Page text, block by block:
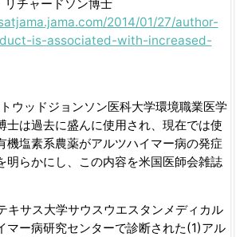
チャードソン博士
2014/01/27/author-
is-associated-with-increased-
ウッドジョンソン医科大学環境職業医学
士は過去に盛んに使用され、現在では使
機塩素系農薬がアルツハイマー病の発症
明らかにし、この内容を米国医師会雑誌
サス大学サウスウエスタンメディカル
マー病研究センターで診断された(1)アル